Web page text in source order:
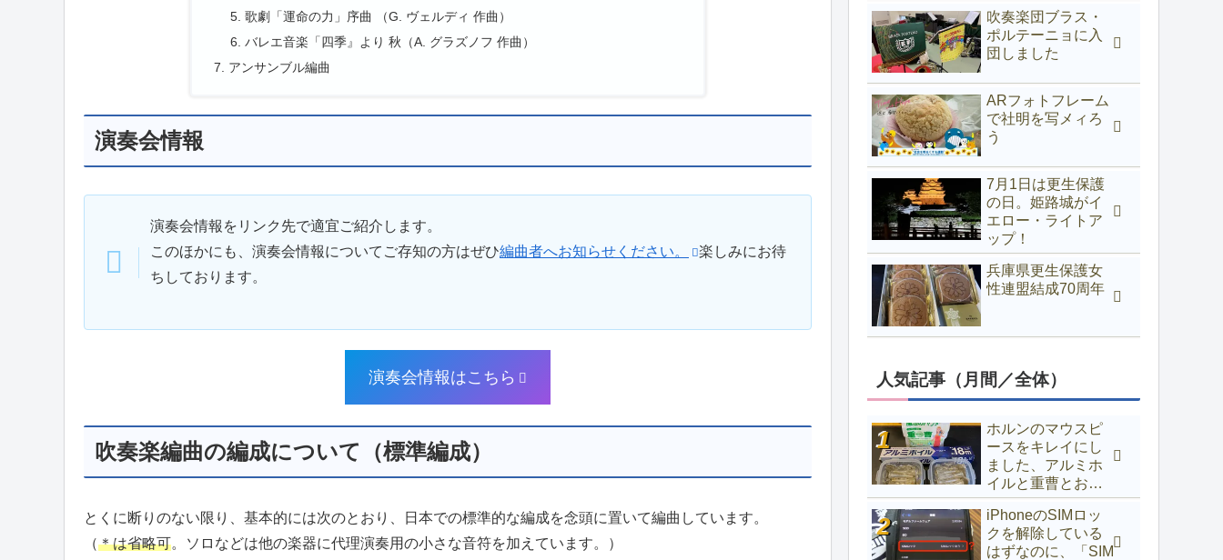
歌劇「運命の力」序曲 （G. ヴェルディ 作曲）
バレエ音楽「四季』より 秋（A. グラズノフ 作曲）
アンサンブル編曲
演奏会情報
演奏会情報をリンク先で適宜ご紹介します。
このほかにも、演奏会情報についてご存知の方はぜひ編曲者へお知らせください。
楽しみにお待
ちしております。
演奏会情報はこちら
吹奏楽編曲の編成について（標準編成）
とくに断りのない限り、基本的には次のとおり、日本での標準的な編成を念頭に置いて編曲しています。
（＊は省略可。ソロなどは他の楽器に代理演奏用の小さな音符を加えています。）
吹奏楽団ブラス・
ポルテーニョに入
団しました
ARフォトフレーム
で社明を写メィろ
う
7月1日は更生保護
の日。姫路城がイ
エロー・ライトア
ップ！
兵庫県更生保護女
性連盟結成70周年
人気記事（月間／全体）
ホルンのマウスピ
ースをキレイにし
ました、アルミホ
イルと重曹とお湯
でOK
iPhoneのSIMロッ
クを解除している
はずなのに、「SIM